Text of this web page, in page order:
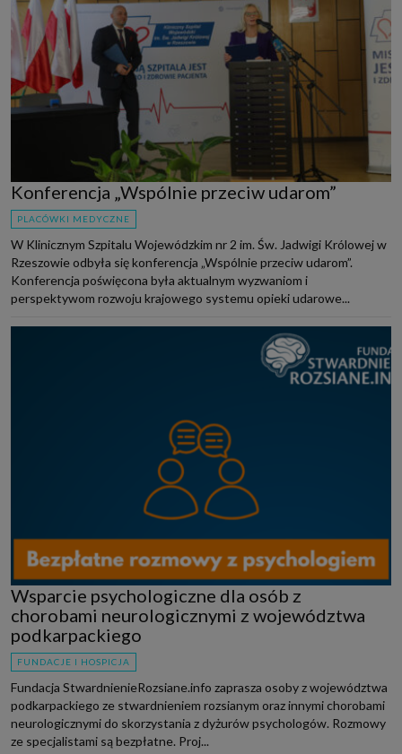
Konferencja „Wspólnie przeciw udarom”
PLACÓWKI MEDYCZNE
W Klinicznym Szpitalu Wojewódzkim nr 2 im. Św. Jadwigi Królowej w
Rzeszowie odbyła się konferencja „Wspólnie przeciw udarom”.
Konferencja poświęcona była aktualnym wyzwaniom i
perspektywom rozwoju krajowego systemu opieki udarowe...
Wsparcie psychologiczne dla osób z
chorobami neurologicznymi z województwa
podkarpackiego
FUNDACJE I HOSPICJA
Fundacja StwardnienieRozsiane.info zaprasza osoby z województwa
podkarpackiego ze stwardnieniem rozsianym oraz innymi chorobami
neurologicznymi do skorzystania z dyżurów psychologów. Rozmowy
ze specjalistami są bezpłatne. Proj...